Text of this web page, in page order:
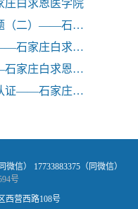
白求恩医学院
护士去日本工作需要了解的问题（二）——石家庄白求恩医学院
申请德国护士工作的基本要求——石家庄白求恩医学院
申请德国护士工作所需材料——石家庄白求恩医学院
教育部明确：这类文凭，不予认证——石家庄白求恩医学院
信） 17733883375（同微信）
号
西营西路108号